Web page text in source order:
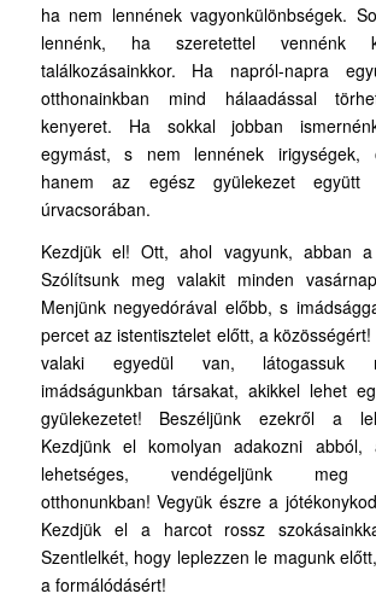
ha nem lennének vagyonkülönbségek.
lennénk, ha szeretettel vennénk
találkozásainkkor. Ha napról-napra
otthonainkban mind hálaadással
kenyeret. Ha sokkal jobban
egymást, s nem lennének irigységek,
hanem az egész gyülekezet együtt
úrvacsorában.
Kezdjük el! Ott, ahol vagyunk, abban a
Szólítsunk meg valakit minden
Menjünk negyedórával előbb, s
percet az istentisztelet előtt, a
valaki egyedül van, látogassuk
imádságunkban társakat, akikkel lehet
gyülekezetet! Beszéljünk ezekről a
Kezdjünk el komolyan adakozni
lehetséges, vendégeljünk meg
otthonunkban! Vegyük észre a
Kezdjük el a harcot rossz
Szentlelkét, hogy leplezzen le magunk
a formálódásért!